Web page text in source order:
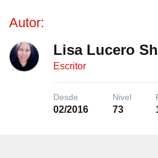
Autor:
Lisa Lucero
Escritor
Desde
02/2016
Nivel
73